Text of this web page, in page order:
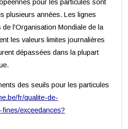
pour les particules sont
plusieurs années. Les lignes
l'Organisation Mondiale de la
les valeurs limites journalières
dépassées dans la plupart
des seuils pour les particules
fr/qualite-de-
fines/exceedances?